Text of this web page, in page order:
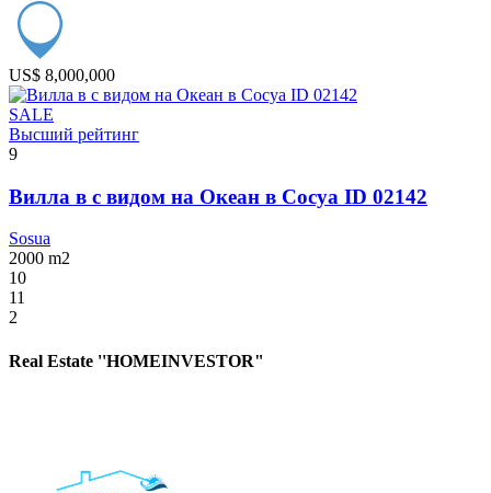
US$ 8,000,000
SALE
Высший рейтинг
9
Вилла в с видом на Океан в Сосуа ID 02142
Sosua
2000 m2
10
11
2
Real Estate ''HOMEINVESTOR"